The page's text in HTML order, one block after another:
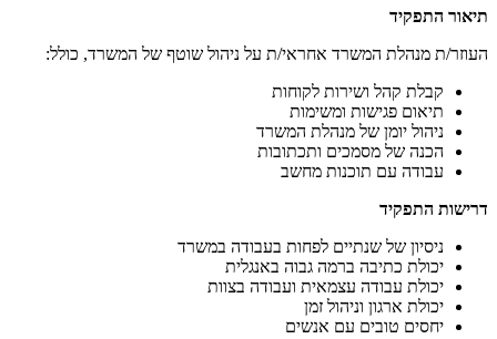
תיאור התפקיד
העוזר/ת מנהלת המשרד אחראי/ת על ניהול שוטף של המשרד, כולל:
קבלת קהל ושירות לקוחות
תיאום פגישות ומשימות
ניהול יומן של מנהלת המשרד
הכנה של מסמכים ותכתובות
עבודה עם תוכנות מחשב
דרישות התפקיד
ניסיון של שנתיים לפחות בעבודה במשרד
יכולת כתיבה ברמה גבוה באנגלית
יכולת עבודה עצמאית ועבודה בצוות
יכולת ארגון וניהול זמן
יחסים טובים עם אנשים